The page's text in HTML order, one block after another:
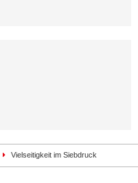
Vielseitigkeit im Siebdruck